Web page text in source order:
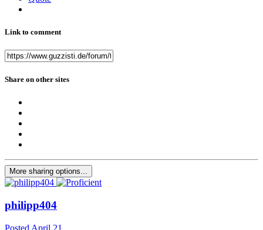
Link to comment
Share on other sites
More sharing options...
philipp404
Posted April 21